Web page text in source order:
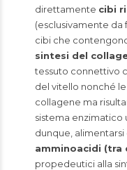
direttamente cibi
(esclusivamente da
cibi che
sintesi del
tessuto connettivo
del vitello nonché
collagene ma
sistema enzimatico
dunque,
amminoacidi (tra
propedeutici alla